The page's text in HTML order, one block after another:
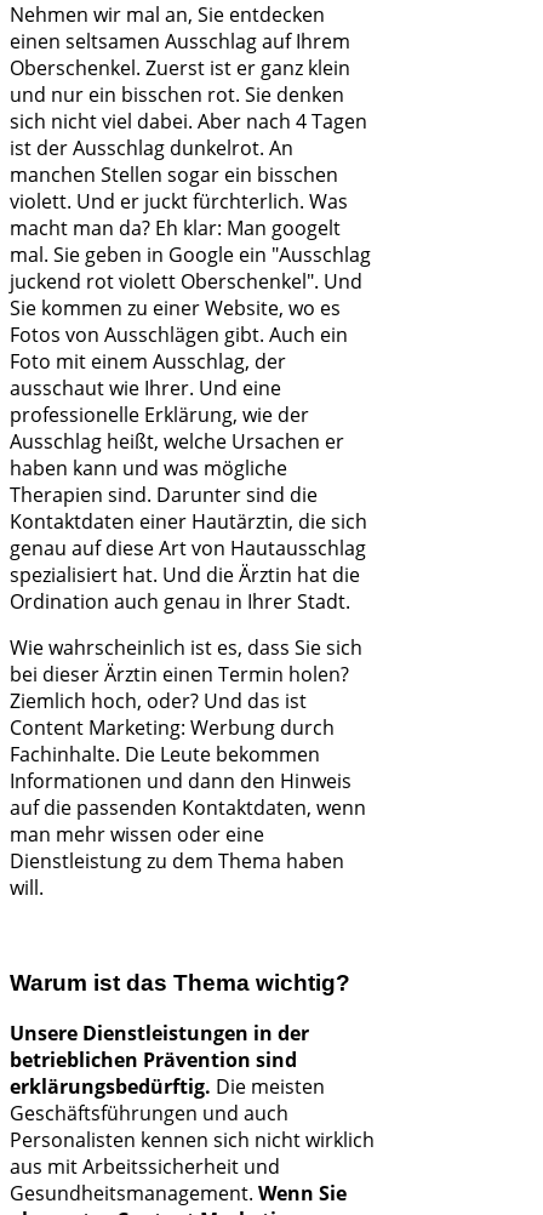
Nehmen wir mal an, Sie entdecken
einen seltsamen Ausschlag auf Ihrem
Oberschenkel. Zuerst ist er ganz klein
und nur ein bisschen rot. Sie denken
sich nicht viel dabei. Aber nach 4 Tagen
ist der Ausschlag dunkelrot. An
manchen Stellen sogar ein bisschen
violett. Und er juckt fürchterlich. Was
macht man da? Eh klar: Man googelt
mal. Sie geben in Google ein "Ausschlag
juckend rot violett Oberschenkel". Und
Sie kommen zu einer Website, wo es
Fotos von Ausschlägen gibt. Auch ein
Foto mit einem Ausschlag, der
ausschaut wie Ihrer. Und eine
professionelle Erklärung, wie der
Ausschlag heißt, welche Ursachen er
haben kann und was mögliche
Therapien sind. Darunter sind die
Kontaktdaten einer Hautärztin, die sich
genau auf diese Art von Hautausschlag
spezialisiert hat. Und die Ärztin hat die
Ordination auch genau in Ihrer Stadt.
Wie wahrscheinlich ist es, dass Sie sich
bei dieser Ärztin einen Termin holen?
Ziemlich hoch, oder? Und das ist
Content Marketing: Werbung durch
Fachinhalte. Die Leute bekommen
Informationen und dann den Hinweis
auf die passenden Kontaktdaten, wenn
man mehr wissen oder eine
Dienstleistung zu dem Thema haben
will.
Warum ist das Thema wichtig?
Unsere Dienstleistungen in der
betrieblichen Prävention sind
erklärungsbedürftig. Die meisten
Geschäftsführungen und auch
Personalisten kennen sich nicht wirklich
aus mit Arbeitssicherheit und
Gesundheitsmanagement. Wenn Sie